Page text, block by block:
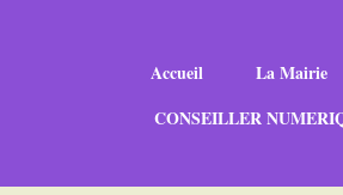
Accueil La Mairie
CONSEILLER